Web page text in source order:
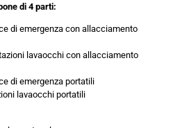
di 4 parti:
di emergenza con allacciamento
lavaocchi con allacciamento
di emergenza portatili
lavaocchi portatili